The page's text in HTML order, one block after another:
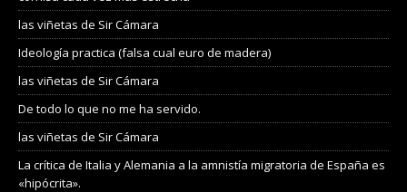
las viñetas de Sir Cámara
Ideología practica (falsa cual euro de madera)
las viñetas de Sir Cámara
De todo lo que no me ha servido.
las viñetas de Sir Cámara
La crítica de Italia y Alemania a la amnistía migratoria de España es
«hipócrita».